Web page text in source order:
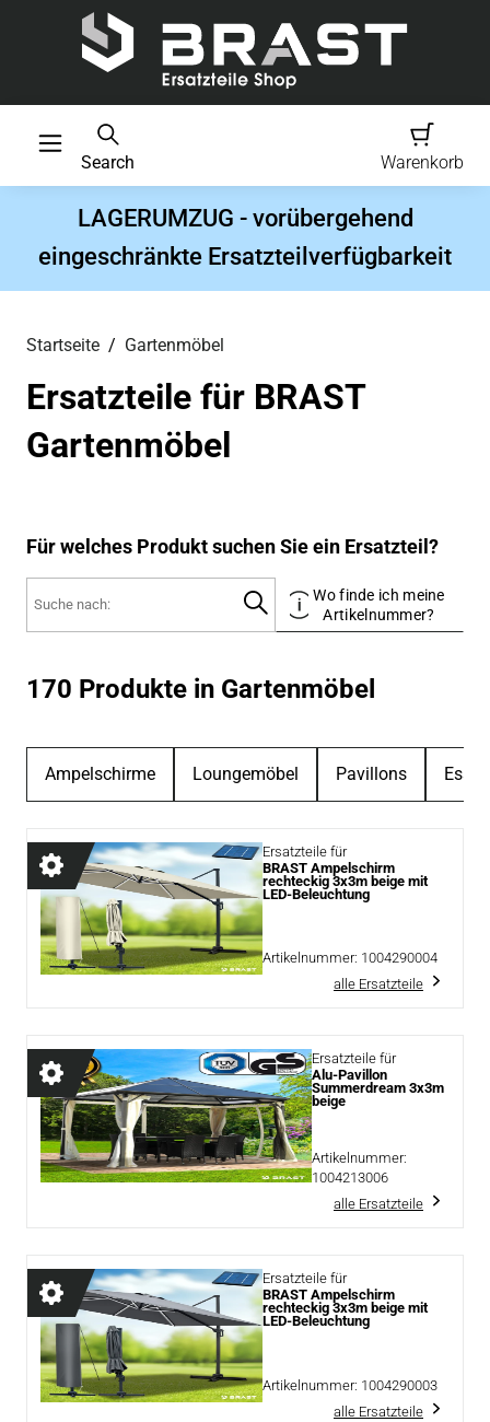
Search Warenkorb
LAGERUMZUG - vorübergehend
eingeschränkte Ersatzteilverfügbarkeit
Startseite Gartenmöbel
Ersatzteile für BRAST
Gartenmöbel
Für welches Produkt suchen Sie ein Ersatzteil?
Wo finde ich meine
Artikelnummer?
170 Produkte in Gartenmöbel
Ampelschirme Loungemöbel Pavillons
Ersatzteile für
BRAST Ampelschirm
rechteckig 3x3m beige mit
LED-Beleuchtung
Artikelnummer: 1004290004
alle Ersatzteile
Ersatzteile für
Alu-Pavillon
Summerdream 3x3m
beige
Artikelnummer:
1004213006
alle Ersatzteile
Ersatzteile für
BRAST Ampelschirm
rechteckig 3x3m beige mit
LED-Beleuchtung
Artikelnummer: 1004290003
alle Ersatzteile